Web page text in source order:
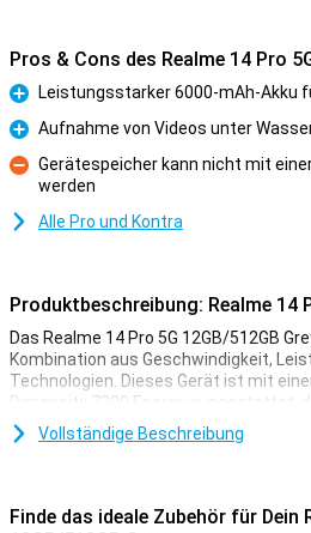
Pros & Cons des Realme 14 Pro
Pro
Leistungsstarker 6000-mAh-Akku
Pro
Aufnahme von Videos unter
Kontra
Gerätespeicher kann nicht mit
werden
Alle Pro und Kontra
Produktbeschreibung: Realme 14
Das Realme 14 Pro 5G 12GB/512GB
Kombination aus Geschwindigkeit,
Technologien. Dieses Gerät ist mit
Dimensity 7300 Energy ausgestattet,
schwere Apps auszuführen und
genießen. Das OLED-Display mit 120
Dreifachblitz sorgt dafür, dass Sie in
Vollständige Beschreibung
Finde das ideale Zubehör für Dein